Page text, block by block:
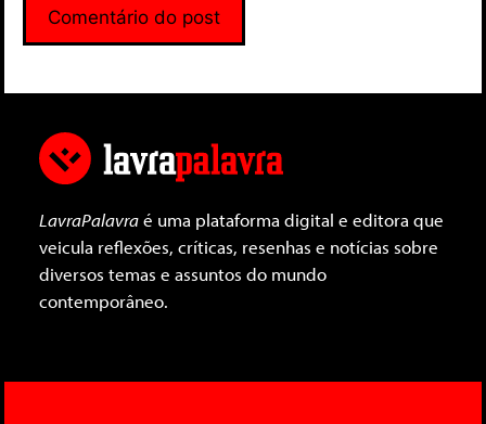
LavraPalavraé uma plataforma digital e editora que
veicula reflexões, críticas, resenhas e notícias sobre
diversos temas e assuntos do mundo
contemporâneo.